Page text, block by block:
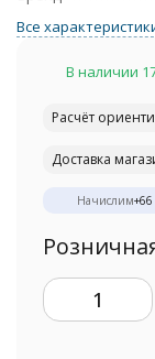
Все
В наличии
Расчёт
Доставка
Начислим+66